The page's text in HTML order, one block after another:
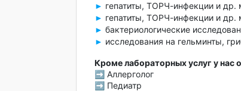
► гепатиты, ТОРЧ-инфекции и
► гепатиты, ТОРЧ-инфекции и
► бактериологические
► исследования на гельминты,
Кроме лабораторных услуг у нас
➡ Аллерголог
➡ Педиатр